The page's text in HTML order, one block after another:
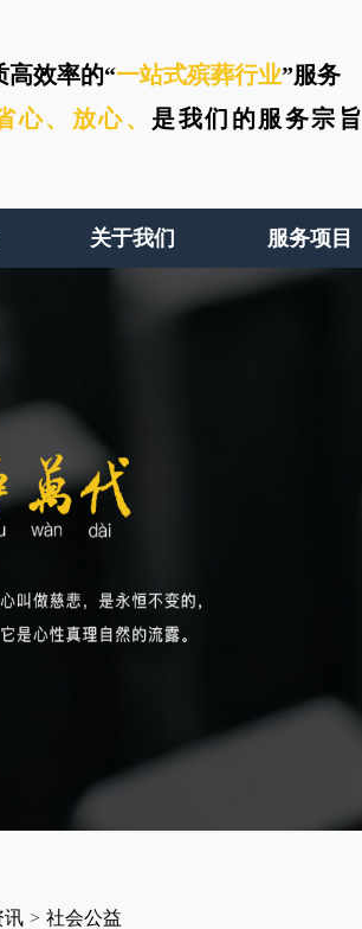
高效率的“一站式殡葬行业”服务
心、 放心、 是我们的服务宗旨
关于我们 服务项目
讯 > 社会公益